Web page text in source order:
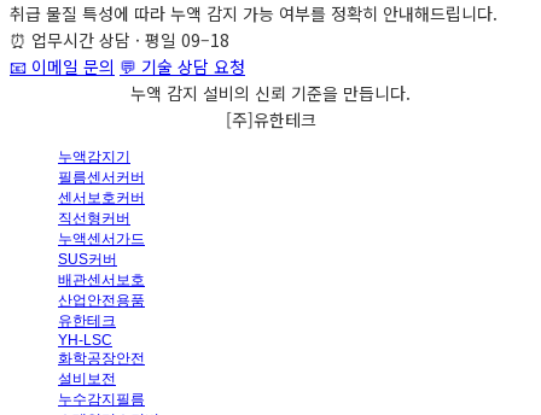
취급 물질 특성에 따라 누액 감지 가능 여부를 정확히 안내해드립니다.
⏰ 업무시간 상담 · 평일 09–18
📧 이메일 문의 💬 기술 상담 요청
누액 감지 설비의 신뢰 기준을 만듭니다.
[주]유한테크
누액감지기
필름센서커버
센서보호커버
직선형커버
누액센서가드
SUS커버
배관센서보호
산업안전용품
유한테크
YH-LSC
화학공장안전
설비보전
누수감지필름